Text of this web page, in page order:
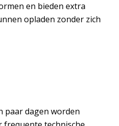
en bieden extra
opladen zonder zich
paar dagen worden